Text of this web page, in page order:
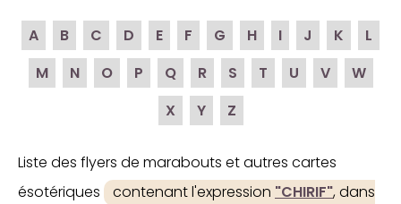
A B C D E F G H I J K
L
M
N O P Q R S T U V
W
X
Y Z
Liste des flyers de marabouts et autres cartes
ésotériques
contenant l'expression "CHIRIF", dans